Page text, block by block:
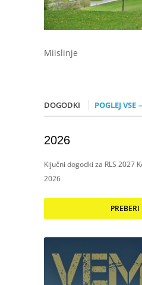
Miislinje
DOGODKI POGLEJ VSE
2026
Ključni dogodki za RLS 2027
2026